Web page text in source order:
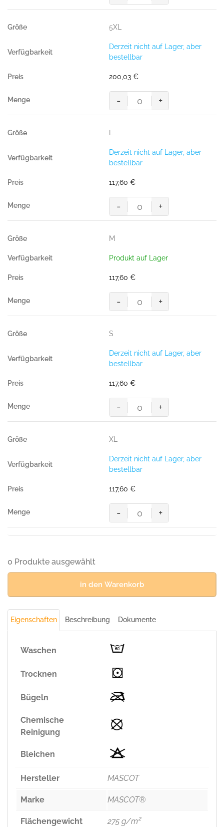
Accel.
Arbeitsjacke
Jacke,
orange/dunkelanthrazit
Menge
5XL
Derzeit nicht auf Lager, aber
bestellbar
200,03 €
MASCOT®
Accel.
Arbeitsjacke
Jacke,
orange/dunkelanthrazit
Menge
- +
Derzeit nicht auf Lager, aber
bestellbar
117,60 €
MASCOT®
Accel.
Arbeitsjacke
STRETCH
vis
orange/dunkelanthrazit
Menge
- +
M
Produkt auf Lager
117,60 €
MASCOT®
Accel.
Arbeitsjacke
Jacke,
orange/dunkelanthrazit
Menge
- +
S
Derzeit nicht auf Lager, aber
bestellbar
117,60 €
MASCOT®
Accel.
Arbeitsjacke
Jacke,
orange/dunkelanthrazit
Menge
- +
XL
Derzeit nicht auf Lager, aber
bestellbar
117,60 €
MASCOT®
Accel.
Safe
STRETCH
Menge
- +
0 Produkte ausgewählt
in den Warenkorb
Eigenschaften Beschreibung Dokumente
Waschen
Trocknen
Bügeln
Chemische
Reinigung
Bleichen
Hersteller MASCOT
Marke MASCOT®
Flächengewicht 275 g/m²